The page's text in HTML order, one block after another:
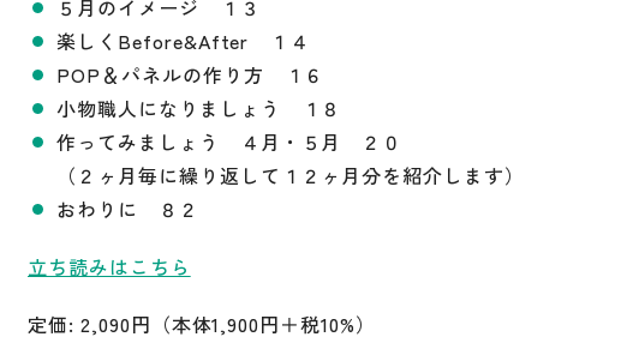
５月のイメージ １３
楽しくBefore&After １４
POP＆パネルの作り方 １６
小物職人になりましょう １８
作ってみましょう ４月・５月 ２０
（２ヶ月毎に繰り返して１２ヶ月分を紹介します）
おわりに ８２
立ち読みはこちら
定価: 2,090円（本体1,900円＋税10%）